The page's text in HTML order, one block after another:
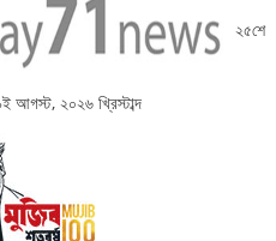
২৫শে
আগস্ট, ২০২৬ খ্রিস্টাব্দ